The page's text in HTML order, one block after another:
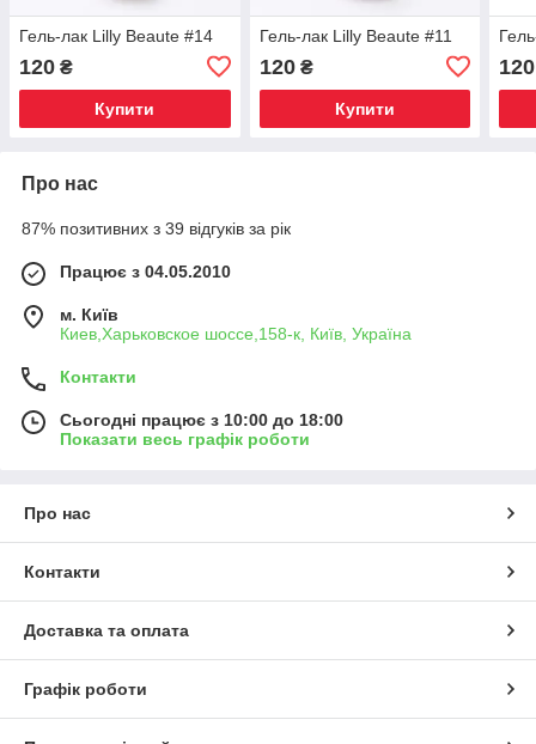
Гель-лак Lilly Beaute #14
120 ₴
Купити
Гель-лак Lilly Beaute #11
120₴
Купити
120
Про нас
87% позитивних з 39 відгуків за рік
Працює з 04.05.2010
м. Київ
Киев,Харьковское шоссе,158-к, Київ, Україна
Контакти
Сьогодні працює з 10:00 до 18:00
Показати весь графік роботи
Про нас
Контакти
Доставка та оплата
Графік роботи